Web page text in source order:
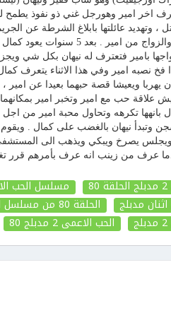
اخر امير وهورجل غني ذو نفوذ يطمح
وتهديد عائلتها بابلاغ الشرطة عن
لرفض الزواج من كمال والزواج
بامير فتعترف له نيهان بكل شي
فخ نصبه امير وفي هذا الاثناء يتعرف
ان يهربا ويعيشا قصة حبهما بعيدا عن
علاقة حب مع امير وتخبر امير بمكانهما
تكرهه وتحاول محبة امير من اجل
وتبدأ نيهان بالغضب على كمال .
يصرخ ويبكي ويذهب الى
عرف من زينب انه عرف بأمرهم قرر
مسلسل الحب الاعمى 2 مدبلج
مدبلج
الحلقة 80
من مسلسل الحب
الحب الاعمى 2 مدبلج 80